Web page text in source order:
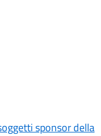
sponsor della